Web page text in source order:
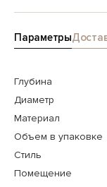
Параметры
Глубина
Диаметр
Материал
Объем в упаковке
Стиль
Помещение